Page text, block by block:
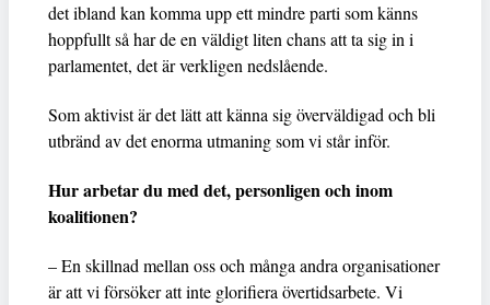
det ibland kan komma upp ett mindre parti som känns
hoppfullt så har de en väldigt liten chans att ta sig in i
parlamentet, det är verkligen nedslående.
Som aktivist är det lätt att känna sig överväldigad och bli
utbränd av det enorma utmaning som vi står inför.
Hur arbetar du med det, personligen och inom
koalitionen?
– En skillnad mellan oss och många andra organisationer
är att vi försöker att inte glorifiera övertidsarbete. Vi